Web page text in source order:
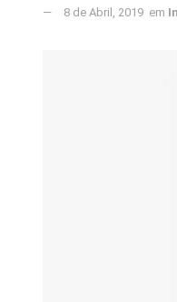
8 de Abril, 2019 em